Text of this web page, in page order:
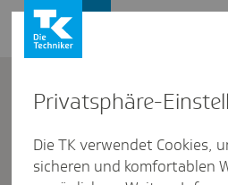
Firmenkunden / Betriebliche
Privat­sphäre-
Die TK verwendet Cookies,
sicheren und komfortablen